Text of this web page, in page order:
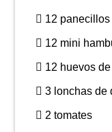
12
12 mini
12 huevos
3 lonchas de
2 tomates